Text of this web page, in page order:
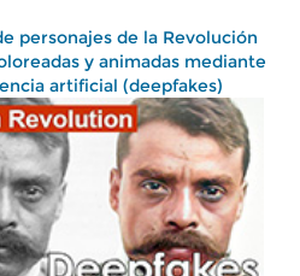
personajes de la Revolución
y animadas mediante
artificial (deepfakes)